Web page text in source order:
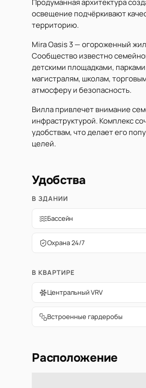
Продуманная архитектура
освещение подчёркивают
территорию.
Mira Oasis 3 — огороженный
Сообщество известно
детскими площадками,
магистралям, школам,
атмосферу и безопасность.
Вилла привлечет внимание
инфраструктурой. Комплекс
удобствам, что делает его
целей.
Удобства
В ЗДАНИИ
Бассейн
Охрана 24/7
В КВАРТИРЕ
Центральный VRV
Встроенные гардеробы
Расположение